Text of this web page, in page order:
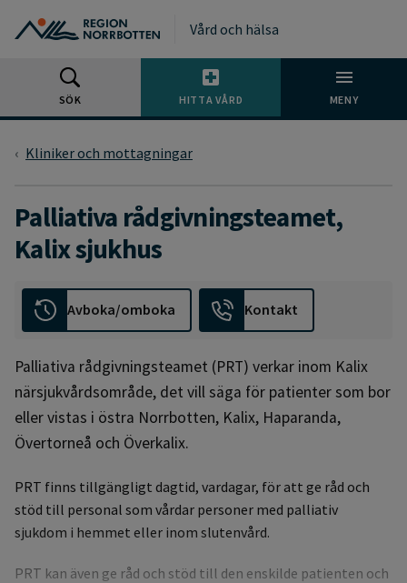
Vård och hälsa
SÖK HITTA VÅRD MENY
Kliniker och mottagningar
Palliativa rådgivningsteamet,
Kalix sjukhus
Avboka/omboka Kontakt
Palliativa rådgivningsteamet (PRT) verkar inom Kalix
närsjukvårdsområde, det vill säga för patienter som bor
eller vistas i östra Norrbotten, Kalix, Haparanda,
Övertorneå och Överkalix.
PRT finns tillgängligt dagtid, vardagar, för att ge råd och
stöd till personal som vårdar personer med palliativ
sjukdom i hemmet eller inom slutenvård.
PRT kan även ge råd och stöd till den enskilde patienten och